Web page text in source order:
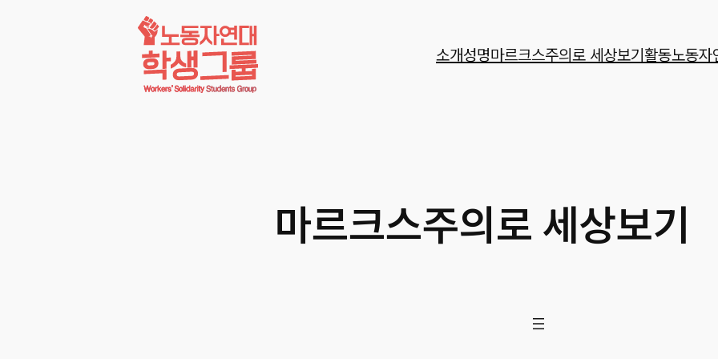
소개성명마르크스주의로 세상보기활동노동자
마르크스주의로 세상보기